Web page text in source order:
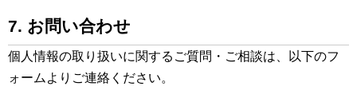
7. お問い合わせ
個人情報の取り扱いに関するご質問・ご相談は、以下のフ
ォームよりご連絡ください。